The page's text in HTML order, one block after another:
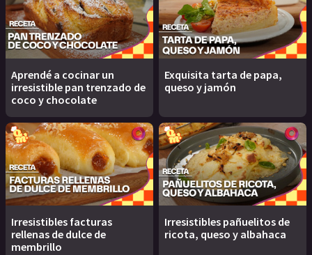
Aprendé a cocinar un
irresistible pan trenzado de
coco y chocolate
Exquisita tarta de papa,
queso y jamón
Irresistibles facturas
rellenas de dulce de
membrillo
Irresistibles pañuelitos de
ricota, queso y albahaca